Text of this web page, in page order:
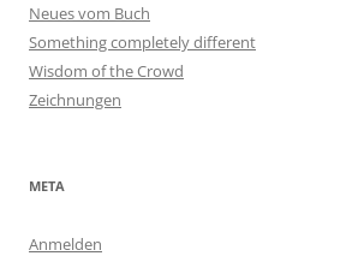
Neues vom Buch
Something completely different
Wisdom of the Crowd
Zeichnungen
META
Anmelden